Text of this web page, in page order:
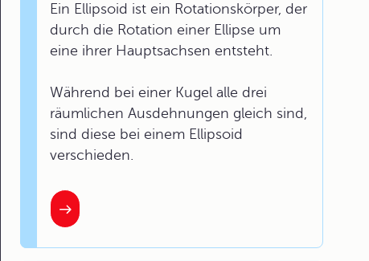
Ein Ellipsoid ist ein Rotationskörper, der
durch die Rotation einer Ellipse um
eine ihrer Hauptsachsen entsteht.
Während bei einer Kugel alle drei
räumlichen Ausdehnungen gleich sind,
sind diese bei einem Ellipsoid
verschieden.